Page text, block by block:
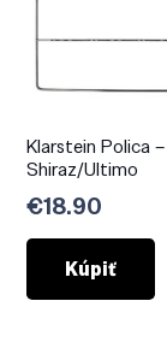
Klarstein Polica –
Shiraz/Ultimo
€18.90
Kúpiť